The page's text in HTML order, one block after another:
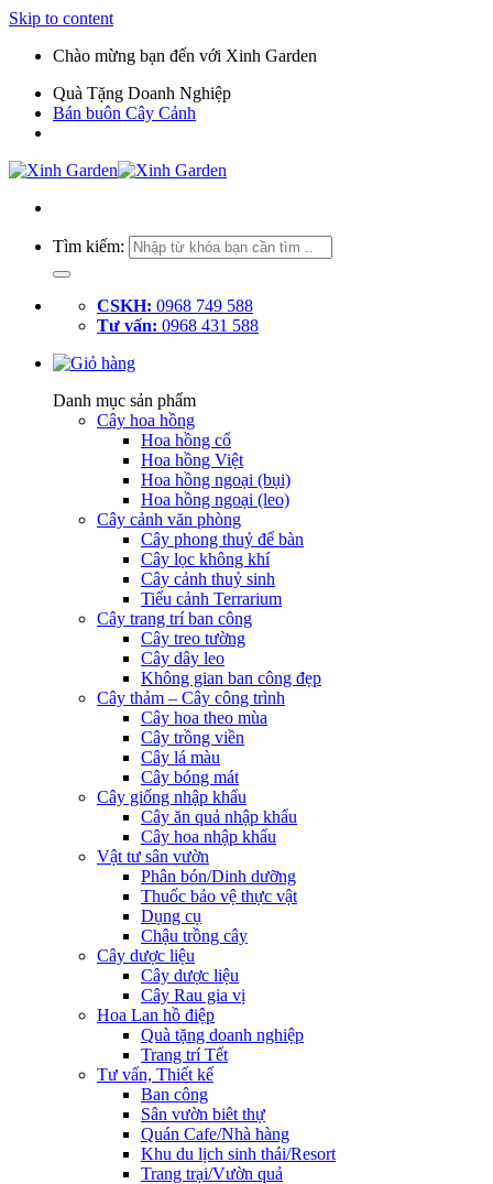
Skip to content
Chào mừng bạn đến với Xinh Garden
Quà Tặng Doanh Nghiệp
Bán buôn Cây Cảnh
Tìm kiếm:
CSKH: 0968 749 588
Tư vấn: 0968 431 588
Danh mục sản phẩm
Cây hoa hồng
Hoa hồng cổ
Hoa hồng Việt
Hoa hồng ngoại (bụi)
Hoa hồng ngoại (leo)
Cây cảnh văn phòng
Cây phong thuỷ để bàn
Cây lọc không khí
Cây cảnh thuỷ sinh
Tiểu cảnh Terrarium
Cây trang trí ban công
Cây treo tường
Cây dây leo
Không gian ban công đẹp
Cây thảm – Cây công trình
Cây hoa theo mùa
Cây trồng viền
Cây lá màu
Cây bóng mát
Cây giống nhập khẩu
Cây ăn quả nhập khẩu
Cây hoa nhập khẩu
Vật tư sân vườn
Phân bón/Dinh dưỡng
Thuốc bảo vệ thực vật
Dụng cụ
Chậu trồng cây
Cây dược liệu
Cây dược liệu
Cây Rau gia vị
Hoa Lan hồ điệp
Quà tặng doanh nghiệp
Trang trí Tết
Tư vấn, Thiết kế
Ban công
Sân vườn biêt thự
Quán Cafe/Nhà hàng
Khu du lịch sinh thái/Resort
Trang trại/Vườn quả